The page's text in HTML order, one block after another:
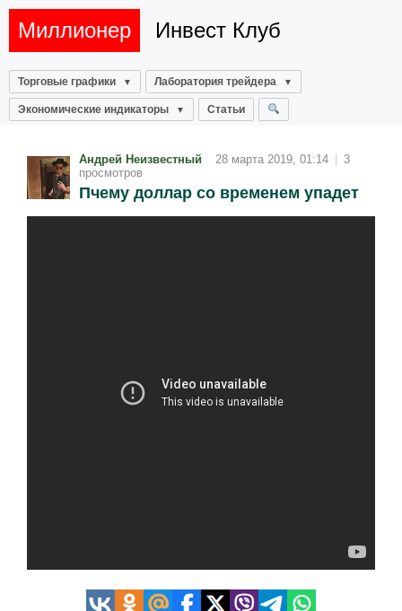
Миллионер Инвест Клуб
Торговые графики Лаборатория трейдера
Экономические индикаторы Статьи
Андрей Неизвестный 28 марта 2019, 01:14
3
просмотров
Пчему доллар со временем упадет